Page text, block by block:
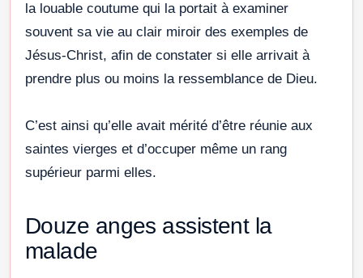
la louable coutume qui la portait à examiner
souvent sa vie au clair miroir des exemples de
Jésus-Christ, afin de constater si elle arrivait à
prendre plus ou moins la ressemblance de Dieu.
C’est ainsi qu’elle avait mérité d’être réunie aux
saintes vierges et d’occuper même un rang
supérieur parmi elles.
Douze anges assistent la
malade